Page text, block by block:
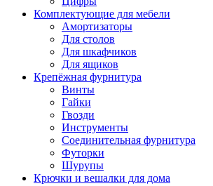
Комплектующие для мебели
Амортизаторы
Для столов
Для шкафчиков
Для ящиков
Крепёжная фурнитура
Винты
Гайки
Гвозди
Инструменты
Соединительная фурнитура
Футорки
Шурупы
Крючки и вешалки для дома